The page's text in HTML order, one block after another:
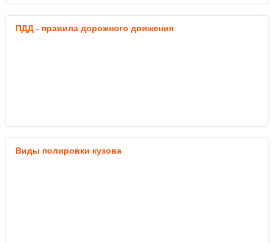
ПДД - правила дорожного движения
Виды полировки кузова